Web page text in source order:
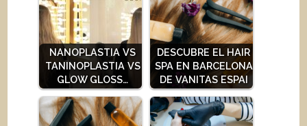
NANOPLASTIA VS
TANINOPLASTIA VS
GLOW GLOSS…
DESCUBRE EL HAIR
SPA EN BARCELONA
DE VANITAS ESPAI